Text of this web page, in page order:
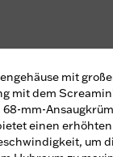
mit
mit dem
mm-
einen
um